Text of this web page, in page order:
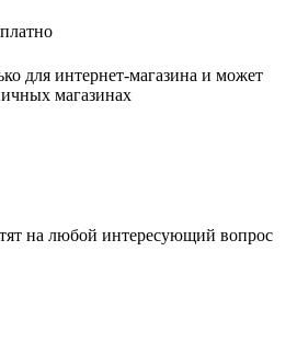
для интернет-магазина и может
магазинах
на любой интересующий вопрос